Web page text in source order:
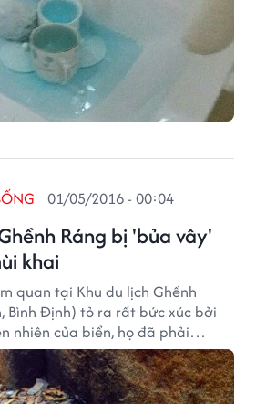
Ráng bị 'bủa vây'
khai
01/05/2016 - 00:04
quan tại Khu du lịch Ghềnh
Bình Định) tỏ ra rất bức xúc bởi
nhiên của biển, họ đã phải
thải, mùi khai của nước tiểu bủa